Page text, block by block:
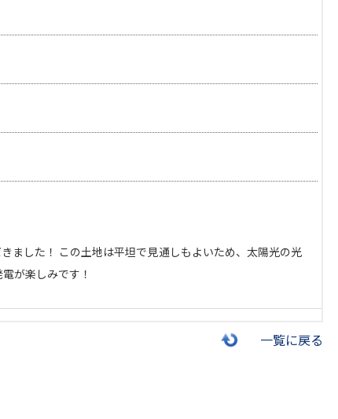
ました！ この土地は平坦で見通しもよいため、太陽光の光
が楽しみです！
一覧に戻る